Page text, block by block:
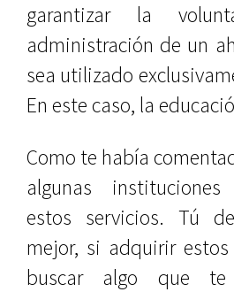
garantizar la
administración de un
sea utilizado
En este caso, la
Como te había
algunas
estos servicios. Tú
mejor, si adquirir
buscar algo que te